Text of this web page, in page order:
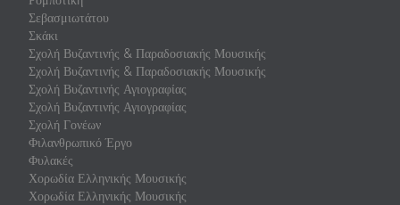
Σεβασμιωτάτου
Σκάκι
Σχολή Βυζαντινής & Παραδοσιακής Μουσικής
Σχολή Βυζαντινής & Παραδοσιακής Μουσικής
Σχολή Βυζαντινής Αγιογραφίας
Σχολή Βυζαντινής Αγιογραφίας
Σχολή Γονέων
Φιλανθρωπικό Έργο
Φυλακές
Χορωδία Ελληνικής Μουσικής
Χορωδία Ελληνικής Μουσικής